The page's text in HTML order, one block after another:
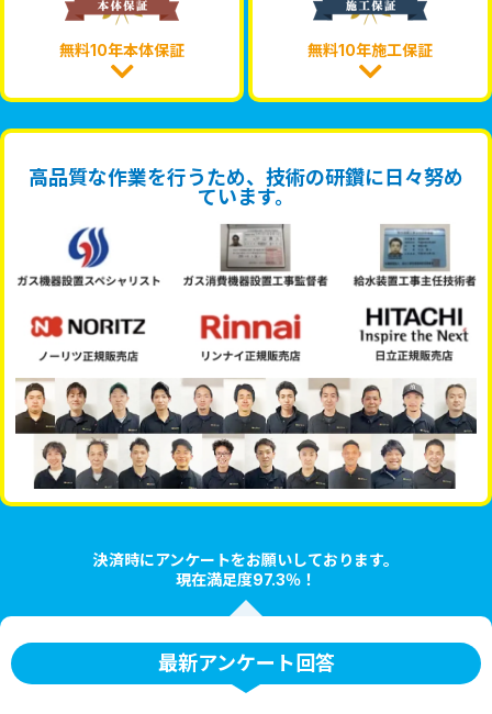
無料10年本体保証 無料10年施工保証
高品質な作業を行うため、技術の研鑽に日々努め
ています。
決済時にアンケートをお願いしております。
現在満足度97.3％！
最新アンケート回答